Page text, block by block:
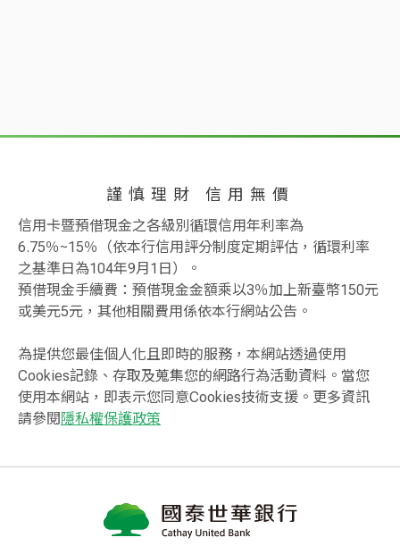
謹慎理財 信用無價
信用卡暨預借現金之各級別循環信用年利率為
6.75％~15％（依本行信用評分制度定期評估，循環利率
之基準日為104年9月1日）。
預借現金手續費：預借現金金額乘以3％加上新臺幣150元
或美元5元，其他相關費用係依本行網站公告。
為提供您最佳個人化且即時的服務，本網站透過使用
Cookies記錄、存取及蒐集您的網路行為活動資料。當您
使用本網站，即表示您同意Cookies技術支援。更多資訊
請參閱 隱私權保護政策